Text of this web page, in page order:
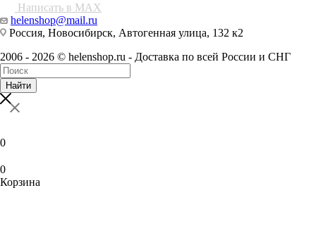
Написать в MAX
helenshop@mail.ru
Россия, Новосибирск, Автогенная улица, 132 к2
2006 - 2026 © helenshop.ru - Доставка по всей России и СНГ
Найти
0
0
Корзина